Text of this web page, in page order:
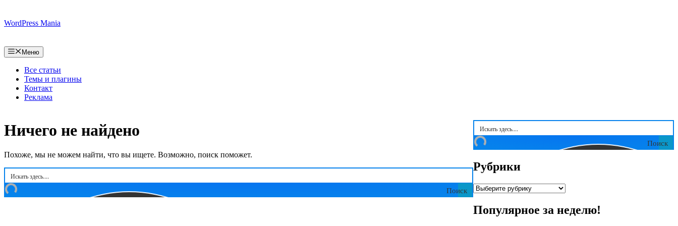
к
WordPress Mania
Меню
Все статьи
Темы и плагины
Контакт
Реклама
Ничего не найдено
Похоже, мы не можем найти, что вы ищете. Возможно, поиск поможет.
Поиск
Поиск
Рубрики
Рубрики
Популярное за неделю!